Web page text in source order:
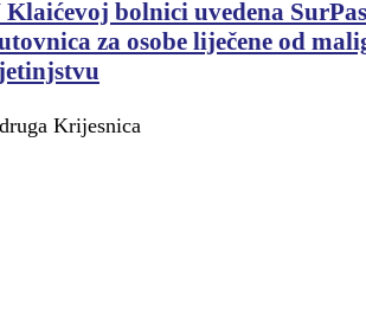
Klaićevoj bolnici uvedena
za osobe liječene od
Krijesnica